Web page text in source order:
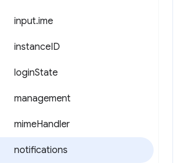
input.ime
instanceID
loginState
management
mimeHandler
notifications